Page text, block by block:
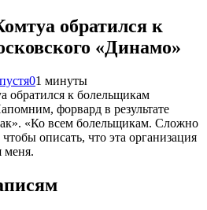
обратился к
«Динамо»
01 минуты
к болельщикам
форвард в результате
«Ко всем болельщикам. Сложно
описать, что эта организация
меня.